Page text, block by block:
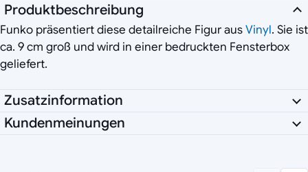
Produktbeschreibung
Funko präsentiert diese detailreiche Figur ausVinyl. Sie ist
ca. 9 cm groß und wird in einer bedruckten Fensterbox
geliefert.
Zusatzinformation
Kundenmeinungen